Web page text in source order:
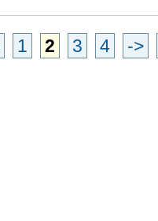
1 2 3 4 ->